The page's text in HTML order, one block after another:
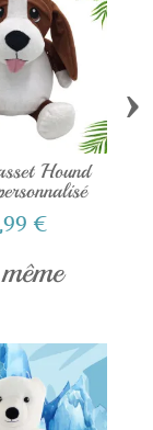
Hound
€
›